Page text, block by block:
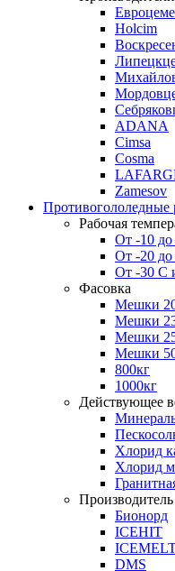
Holcim
ADANA
Cimsa
Cosma
Zamesov
Противогололедные
Рабочая
От -10
От -20
От -30 С
Фасовка
Мешки
Мешки
Мешки
Мешки
800кг
1000кг
Действующее
Хлорид
Хлорид
Производитель
Бионорд
ICEHIT
DMS